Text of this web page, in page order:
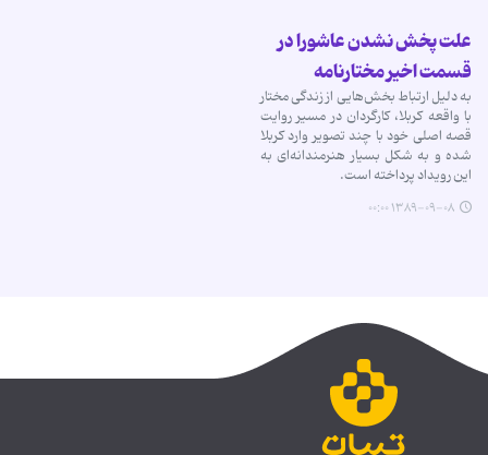
علت پخش نشدن عاشورا در
قسمت اخیر مختارنامه
به دلیل ارتباط بخش‌هایی از زندگی مختار
با واقعه کربلا، کارگردان در مسیر روایت
قصه اصلی خود با چند تصویر وارد کربلا
شده و به شکل بسیار هنرمندانه‌ای به
این رویداد پرداخته است.
۱۳۸۹-۰۹-۰۸ ۰۰:۰۰